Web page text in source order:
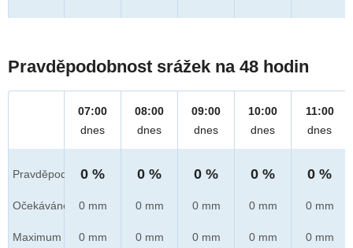
Pravděpodobnost srážek na 48 hodin
Pravděpod.
Očekáváno
Maximum
07:00
dnes
0 %
0 mm
0 mm
08:00
dnes
0 %
0 mm
0 mm
09:00
dnes
0 %
0 mm
0 mm
10:00
dnes
0 %
0 mm
0 mm
11:00
dnes
0 %
0 mm
0 mm